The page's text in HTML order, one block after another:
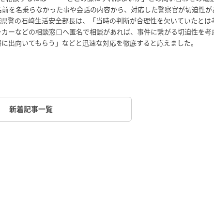
を名乗らなかった事や会話の内容から、対応した警察官が切迫性が
警の石﨑生活安全部長は、「当時の判断が合理性を欠いていたとは
ーなどの相談窓口へ匿名で相談があれば、事件に繋がる切迫性を考
出向いてもらう」などと迅速な対応を徹底すると応えました。
新着記事一覧